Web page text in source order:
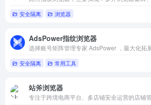
安全隔离 浏览器
AdsPower指纹浏览器
安全隔离 常用工具
站斧浏览器
专注于跨境电商平台、多店铺安全运营的店铺